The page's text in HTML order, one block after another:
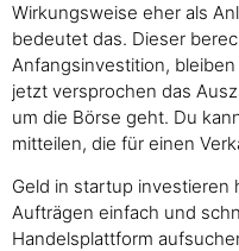
Wirkungsweise eher als
bedeutet das. Dieser
Anfangsinvestition,
jetzt versprochen das
um die Börse geht. Du
mitteilen, die für einen
Geld in startup investieren
Aufträgen einfach und
Handelsplattform